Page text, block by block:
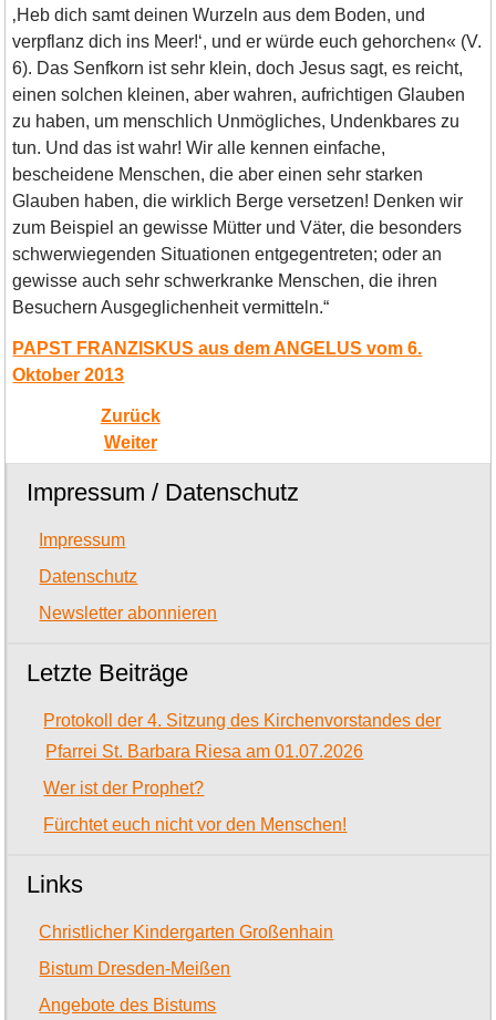
‚Heb dich samt deinen Wurzeln aus dem Boden, und
verpflanz dich ins Meer!‘, und er würde euch gehorchen« (V.
6). Das Senfkorn ist sehr klein, doch Jesus sagt, es reicht,
einen solchen kleinen, aber wahren, aufrichtigen Glauben
zu haben, um menschlich Unmögliches, Undenkbares zu
tun. Und das ist wahr! Wir alle kennen einfache,
bescheidene Menschen, die aber einen sehr starken
Glauben haben, die wirklich Berge versetzen! Denken wir
zum Beispiel an gewisse Mütter und Väter, die besonders
schwerwiegenden Situationen entgegentreten; oder an
gewisse auch sehr schwerkranke Menschen, die ihren
Besuchern Ausgeglichenheit vermitteln.“
PAPST FRANZISKUS aus dem ANGELUS vom 6.
Oktober 2013
Zurück
Weiter
Impressum / Datenschutz
Impressum
Datenschutz
Newsletter abonnieren
Letzte Beiträge
Protokoll der 4. Sitzung des Kirchenvorstandes der
Pfarrei St. Barbara Riesa am 01.07.2026
Wer ist der Prophet?
Fürchtet euch nicht vor den Menschen!
Links
Christlicher Kindergarten Großenhain
Bistum Dresden-Meißen
Angebote des Bistums